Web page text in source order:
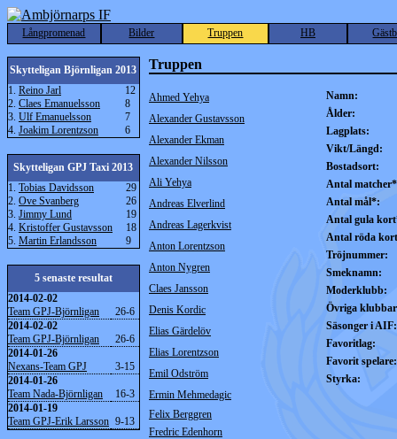
Långpromenad Bilder Truppen HB
Skytteligan Björnligan 2013
1. Reino Jarl
12
2. Claes Emanuelsson
8
3. Ulf Emanuelsson
7
4. Joakim Lorentzson 6
Skytteligan GPJ Taxi 2013
1. Tobias Davidsson
29
2. Ove Svanberg
26
3. Jimmy Lund
19
4. Kristoffer Gustavsson
18
5. Martin Erlandsson 9
5 senaste resultat
2014-02-02
Team GPJ-Björnligan
26-6
2014-02-02
Team GPJ-Björnligan
26-6
2014-01-26
Nexans-Team GPJ
3-15
2014-01-26
Team Nada-Björnligan
16-3
2014-01-19
Team GPJ-Erik Larsson 9-13
Truppen
Ahmed Yehya
Namn:
Ålder:
Lagplats:
Vikt/Längd:
Bostadsort:
Antal
Antal mål*:
Antal gula
Antal röda
Tröjnummer:
Smeknamn:
Moderklubb:
Övriga
Säsonger i AIF:
Favoritlag:
Favorit spelare:
Styrka:
Alexander Gustavsson
Alexander Ekman
Alexander Nilsson
Ali Yehya
Andreas Elverlind
Andreas Lagerkvist
Anton Lorentzson
Anton Nygren
Claes Jansson
Denis Kordic
Elias Gärdelöv
Elias Lorentzson
Emil Odström
Ermin Mehmedagic
Felix Berggren
Fredric Edenhorn